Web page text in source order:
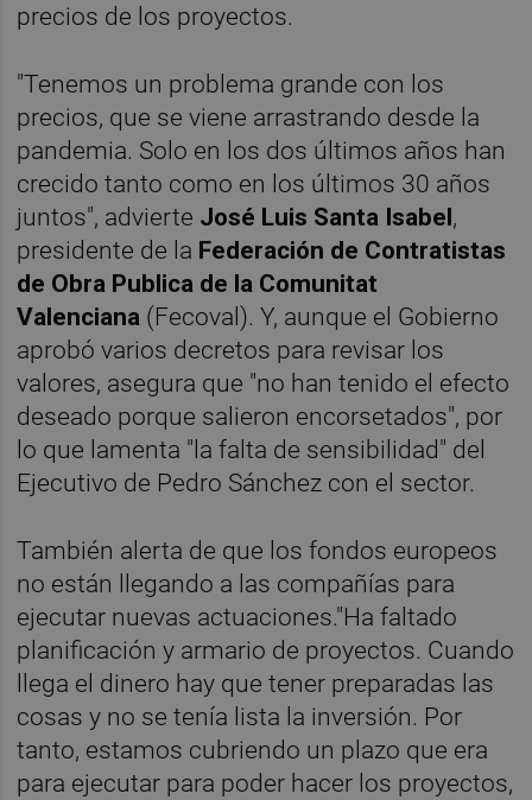
precios de los proyectos.
"Tenemos un problema grande con los
precios, que se viene arrastrando desde la
pandemia. Solo en los dos últimos años han
crecido tanto como en los últimos 30 años
juntos", advierte José Luis Santa Isabel,
presidente de la Federación de Contratistas
de Obra Publica de la Comunitat
Valenciana (Fecoval). Y, aunque el Gobierno
aprobó varios decretos para revisar los
valores, asegura que "no han tenido el efecto
deseado porque salieron encorsetados", por
lo que lamenta "la falta de sensibilidad" del
Ejecutivo de Pedro Sánchez con el sector.
También alerta de que los fondos europeos
no están llegando a las compañías para
ejecutar nuevas actuaciones."Ha faltado
planificación y armario de proyectos. Cuando
llega el dinero hay que tener preparadas las
cosas y no se tenía lista la inversión. Por
tanto, estamos cubriendo un plazo que era
para ejecutar para poder hacer los proyectos,